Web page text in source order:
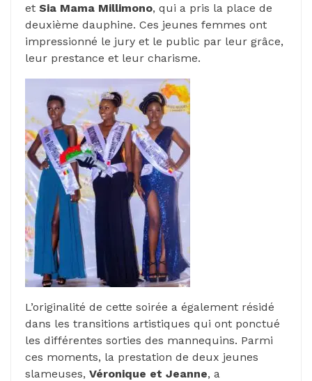
et Sia Mama Millimono, qui a pris la place de
deuxième dauphine. Ces jeunes femmes ont
impressionné le jury et le public par leur grâce,
leur prestance et leur charisme.
L’originalité de cette soirée a également résidé
dans les transitions artistiques qui ont ponctué
les différentes sorties des mannequins. Parmi
ces moments, la prestation de deux jeunes
slameuses, Véronique et Jeanne, a